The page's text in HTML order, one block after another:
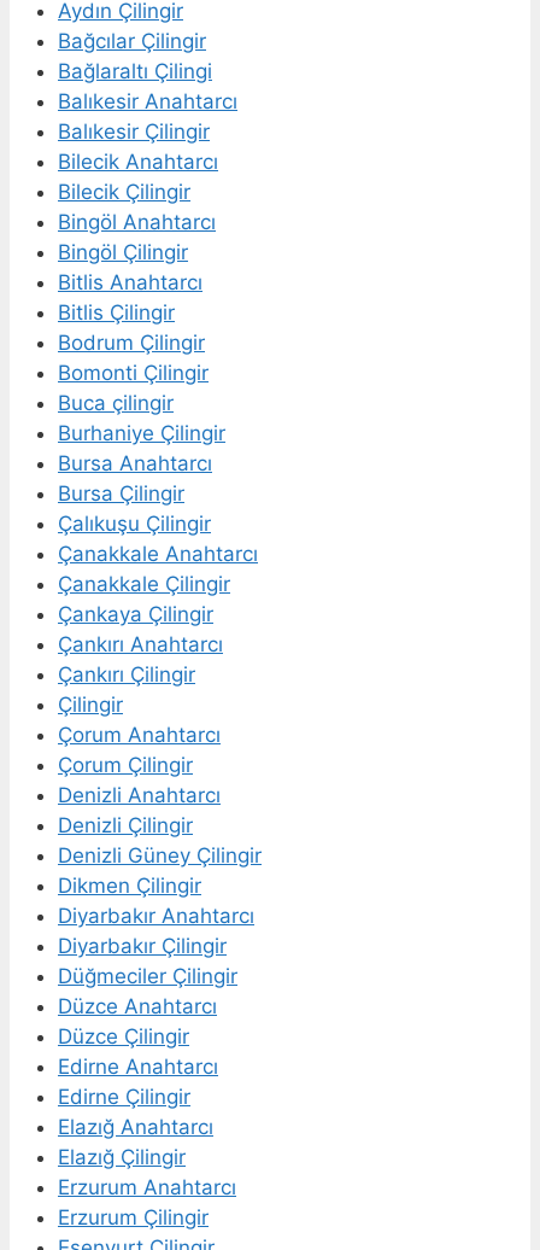
Aydın Çilingir
Bağcılar Çilingir
Bağlaraltı Çilingi
Balıkesir Anahtarcı
Balıkesir Çilingir
Bilecik Anahtarcı
Bilecik Çilingir
Bingöl Anahtarcı
Bingöl Çilingir
Bitlis Anahtarcı
Bitlis Çilingir
Bodrum Çilingir
Bomonti Çilingir
Buca çilingir
Burhaniye Çilingir
Bursa Anahtarcı
Bursa Çilingir
Çalıkuşu Çilingir
Çanakkale Anahtarcı
Çanakkale Çilingir
Çankaya Çilingir
Çankırı Anahtarcı
Çankırı Çilingir
Çilingir
Çorum Anahtarcı
Çorum Çilingir
Denizli Anahtarcı
Denizli Çilingir
Denizli Güney Çilingir
Dikmen Çilingir
Diyarbakır Anahtarcı
Diyarbakır Çilingir
Düğmeciler Çilingir
Düzce Anahtarcı
Düzce Çilingir
Edirne Anahtarcı
Edirne Çilingir
Elazığ Anahtarcı
Elazığ Çilingir
Erzurum Anahtarcı
Erzurum Çilingir